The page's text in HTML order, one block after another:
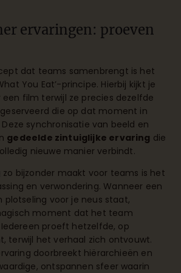
ervaringen: proeven
dat teams samenbrengt is het
You Eat’-principe. Hierbij kijkt je
film terwijl ze precies dezelfde
die op dat moment in
synchronisatie van beeld en
gedeelde zintuiglijke ervaring die
nieuwe manier verbindt.
zo bijzonder maakt voor teams is het
en verwondering. Wanneer een
voor je neus staat,
moment dat het team
proeft hetzelfde, op
terwijl het verhaal zich ontvouwt.
doorbreekt hiërarchieën en
ontspannen sfeer waarin